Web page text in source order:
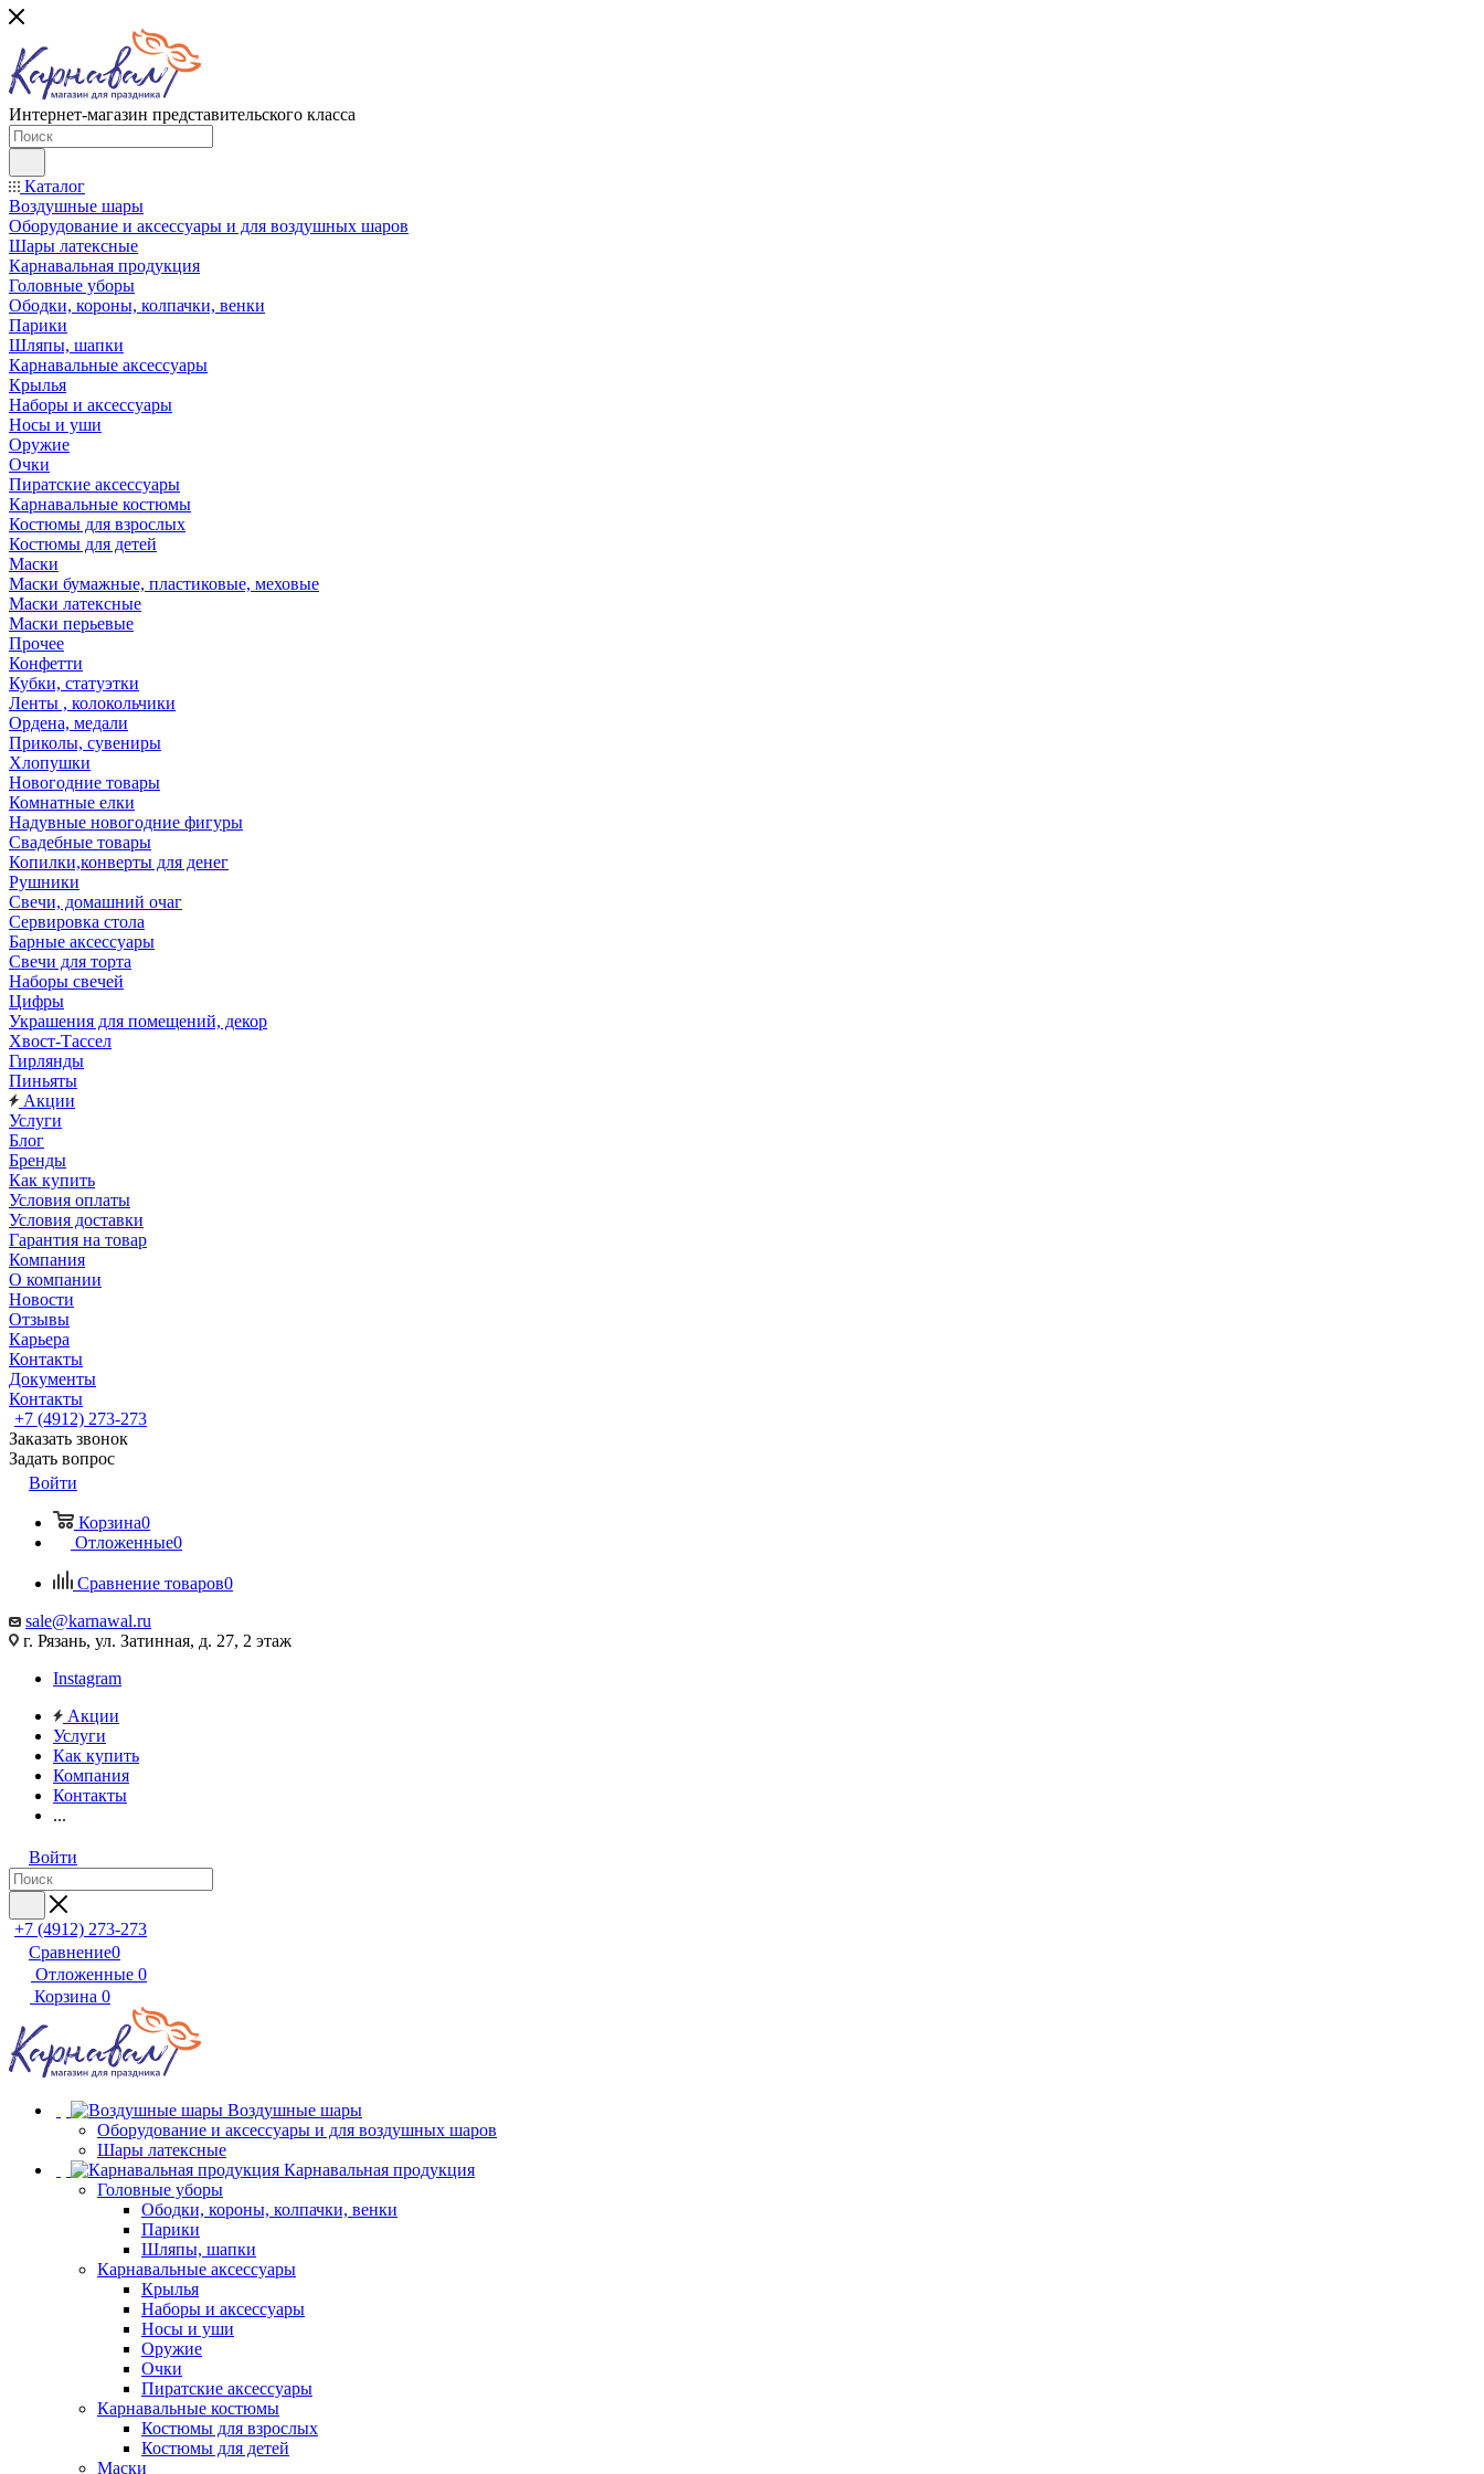
Интернет-магазин представительского класса
Каталог
Воздушные шары
Оборудование и аксессуары и для воздушных шаров
Шары латексные
Карнавальная продукция
Головные уборы
Ободки, короны, колпачки, венки
Парики
Шляпы, шапки
Карнавальные аксессуары
Крылья
Наборы и аксессуары
Носы и уши
Оружие
Очки
Пиратские аксессуары
Карнавальные костюмы
Костюмы для взрослых
Костюмы для детей
Маски
Маски бумажные, пластиковые, меховые
Маски латексные
Маски перьевые
Прочее
Конфетти
Кубки, статуэтки
Ленты , колокольчики
Ордена, медали
Приколы, сувениры
Хлопушки
Новогодние товары
Комнатные елки
Надувные новогодние фигуры
Свадебные товары
Копилки,конверты для денег
Рушники
Свечи, домашний очаг
Сервировка стола
Барные аксессуары
Свечи для торта
Наборы свечей
Цифры
Украшения для помещений, декор
Хвост-Тассел
Гирлянды
Пиньяты
Акции
Услуги
Блог
Бренды
Как купить
Условия оплаты
Условия доставки
Гарантия на товар
Компания
О компании
Новости
Отзывы
Карьера
Контакты
Документы
Контакты
+7 (4912) 273-273
Заказать звонок
Задать вопрос
Войти
Корзина0
Отложенные0
Сравнение товаров0
sale@karnawal.ru
г. Рязань, ул. Затинная, д. 27, 2 этаж
Instagram
Акции
Услуги
Как купить
Компания
Контакты
...
Войти
+7 (4912) 273-273
Сравнение0
Отложенные 0
Корзина 0
Воздушные шары
Оборудование и аксессуары и для воздушных шаров
Шары латексные
Карнавальная продукция
Головные уборы
Ободки, короны, колпачки, венки
Парики
Шляпы, шапки
Карнавальные аксессуары
Крылья
Наборы и аксессуары
Носы и уши
Оружие
Очки
Пиратские аксессуары
Карнавальные костюмы
Костюмы для взрослых
Костюмы для детей
Маски